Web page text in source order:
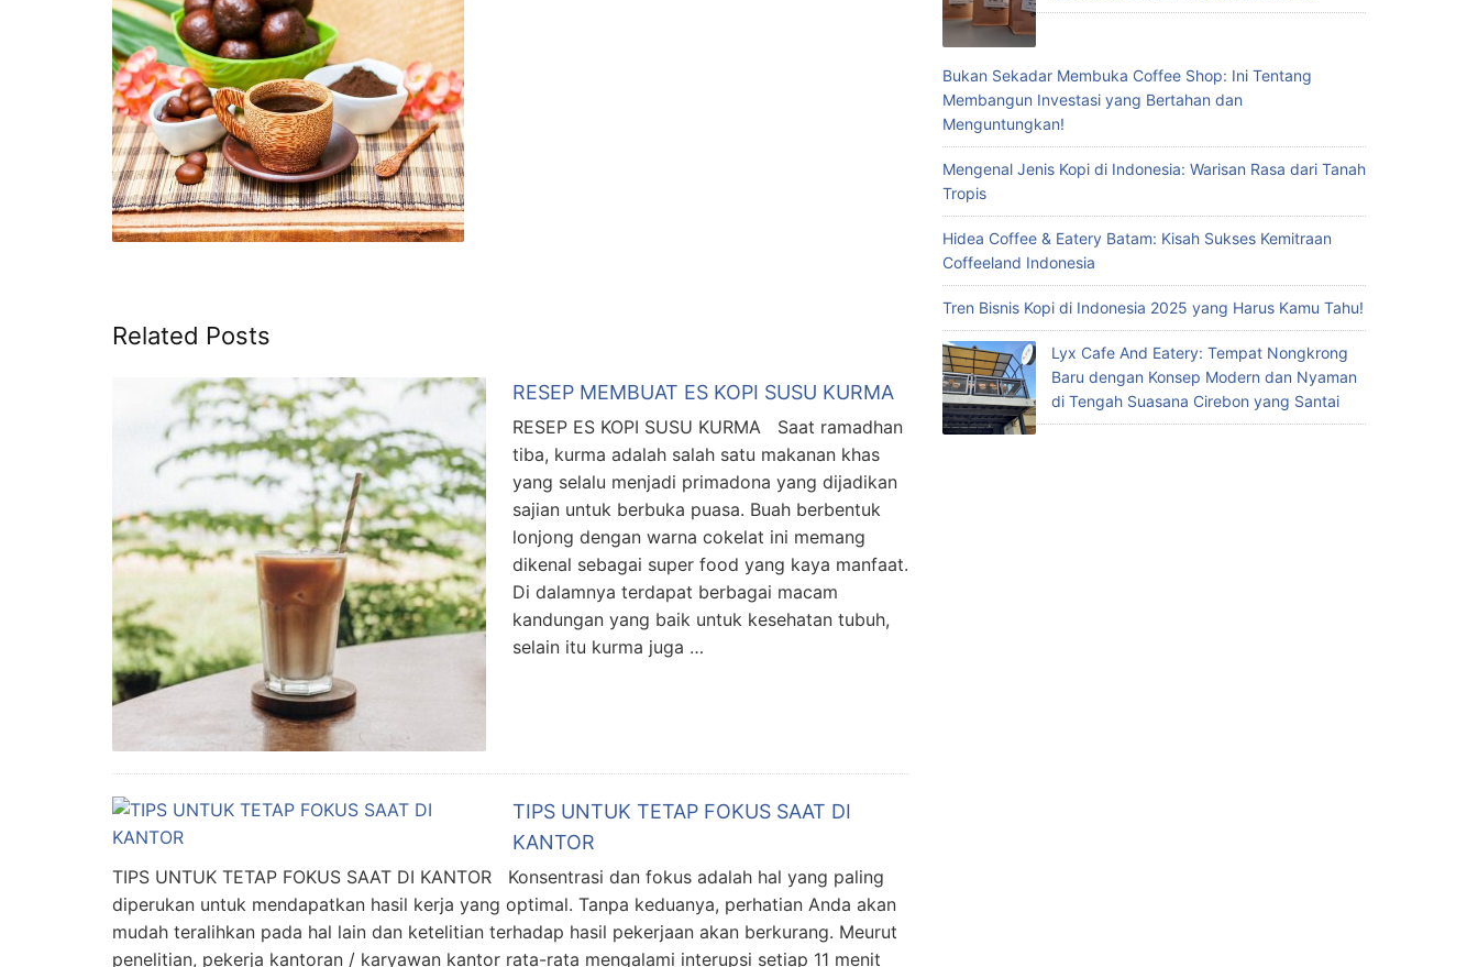
Related Posts
RESEP MEMBUAT ES KOPI SUSU KURMA
RESEP ES KOPI SUSU KURMA Saat ramadhan
tiba, kurma adalah salah satu makanan khas
yang selalu menjadi primadona yang dijadikan
sajian untuk berbuka puasa. Buah berbentuk
lonjong dengan warna cokelat ini memang
dikenal sebagai super food yang kaya manfaat.
Di dalamnya terdapat berbagai macam
kandungan yang baik untuk kesehatan tubuh,
selain itu kurma juga …
TIPS UNTUK TETAP FOKUS SAAT DI
KANTOR
TIPS UNTUK TETAP FOKUS SAAT DI KANTOR Konsentrasi dan fokus adalah hal yang paling
diperukan untuk mendapatkan hasil kerja yang optimal. Tanpa keduanya, perhatian Anda akan
mudah teralihkan pada hal lain dan ketelitian terhadap hasil pekerjaan akan berkurang. Meurut
penelitian, pekerja kantoran / karyawan kantor rata-rata mengalami interupsi setiap 11 menit
Bukan Sekadar Membuka Coffee Shop: Ini Tentang
Membangun Investasi yang Bertahan dan
Menguntungkan!
Mengenal Jenis Kopi di Indonesia: Warisan Rasa dari Tanah
Tropis
Hidea Coffee & Eatery Batam: Kisah Sukses Kemitraan
Coffeeland Indonesia
Tren Bisnis Kopi di Indonesia 2025 yang Harus Kamu Tahu!
Lyx Cafe And Eatery: Tempat Nongkrong
Baru dengan Konsep Modern dan Nyaman
di Tengah Suasana Cirebon yang Santai